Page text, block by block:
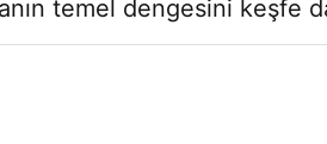
temel dengesini keşfe